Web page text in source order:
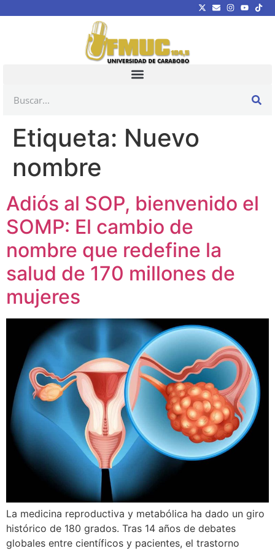
Etiqueta: Nuevo
nombre
Adiós al SOP, bienvenido el
SOMP: El cambio de
nombre que redefine la
salud de 170 millones de
mujeres
La medicina reproductiva y metabólica ha dado un giro
histórico de 180 grados. Tras 14 años de debates
globales entre científicos y pacientes, el trastorno